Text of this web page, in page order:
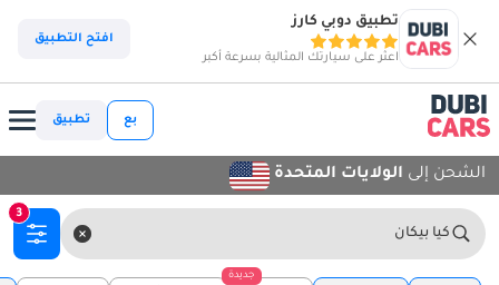
تطبيق دوبي كارز
اعثر على سيارتك المثالية بسرعة أكبر
افتح التطبيق
بع تطبيق
الشحن إلى الولايات المتحدة
كيا بيكان
3
جديدة